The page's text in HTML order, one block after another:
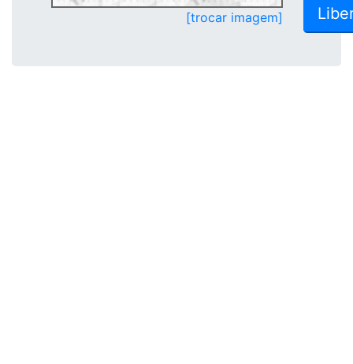
[trocar imagem]